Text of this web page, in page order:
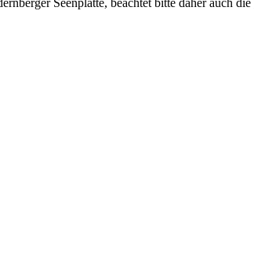
Seenplatte, beachtet bitte daher auch die